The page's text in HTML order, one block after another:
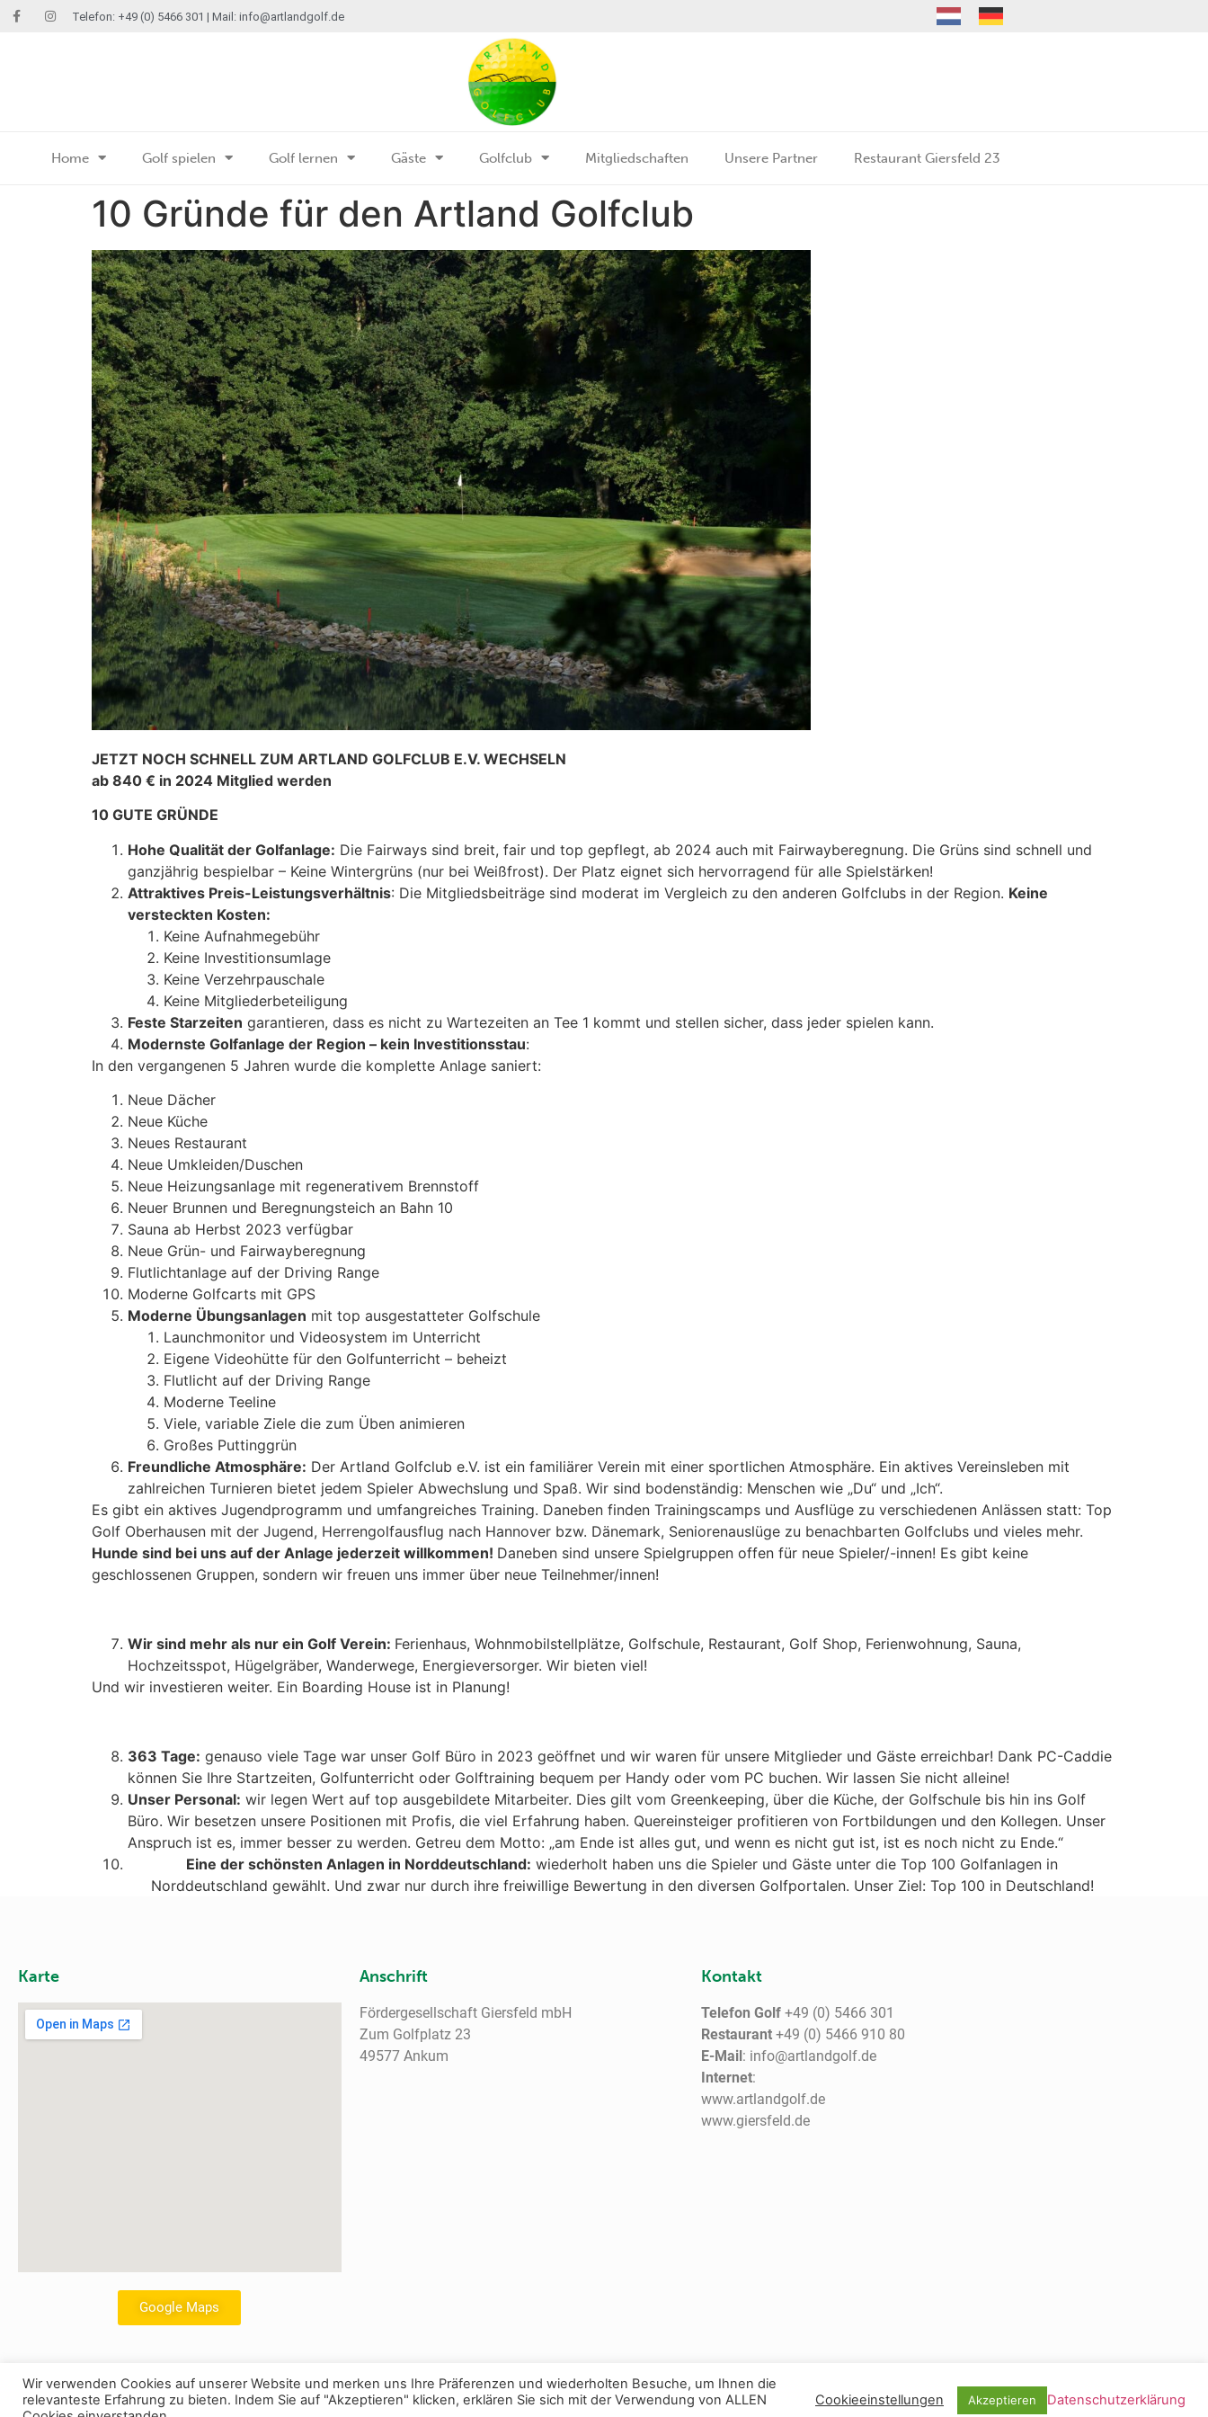
Telefon: +49 (0) 5466 301 | Mail: info@artlandgolf.de
Home Golf spielen Golf lernen Gäste Golfclub Mitgliedschaften Unsere Partner Restaurant Giersfeld 23
10 Gründe für den Artland Golfclub
JETZT NOCH SCHNELL ZUM ARTLAND GOLFCLUB E.V. WECHSELN
ab 840 € in 2024 Mitglied werden
10 GUTE GRÜNDE
Hohe Qualität der Golfanlage: Die Fairways sind breit, fair und top gepflegt, ab 2024 auch mit Fairwayberegnung. Die Grüns sind schnell und
ganzjährig bespielbar – Keine Wintergrüns (nur bei Weißfrost). Der Platz eignet sich hervorragend für alle Spielstärken!
Attraktives Preis-Leistungsverhältnis: Die Mitgliedsbeiträge sind moderat im Vergleich zu den anderen Golfclubs in der Region. Keine
versteckten Kosten:
Keine Aufnahmegebühr
Keine Investitionsumlage
Keine Verzehrpauschale
Keine Mitgliederbeteiligung
Feste Starzeiten garantieren, dass es nicht zu Wartezeiten an Tee 1 kommt und stellen sicher, dass jeder spielen kann.
Modernste Golfanlage der Region – kein Investitionsstau:
In den vergangenen 5 Jahren wurde die komplette Anlage saniert:
Neue Dächer
Neue Küche
Neues Restaurant
Neue Umkleiden/Duschen
Neue Heizungsanlage mit regenerativem Brennstoff
Neuer Brunnen und Beregnungsteich an Bahn 10
Sauna ab Herbst 2023 verfügbar
Neue Grün- und Fairwayberegnung
Flutlichtanlage auf der Driving Range
Moderne Golfcarts mit GPS
Moderne Übungsanlagen mit top ausgestatteter Golfschule
Launchmonitor und Videosystem im Unterricht
Eigene Videohütte für den Golfunterricht – beheizt
Flutlicht auf der Driving Range
Moderne Teeline
Viele, variable Ziele die zum Üben animieren
Großes Puttinggrün
Freundliche Atmosphäre: Der Artland Golfclub e.V. ist ein familiärer Verein mit einer sportlichen Atmosphäre. Ein aktives Vereinsleben mit
zahlreichen Turnieren bietet jedem Spieler Abwechslung und Spaß. Wir sind bodenständig: Menschen wie „Du“ und „Ich“.
Es gibt ein aktives Jugendprogramm und umfangreiches Training. Daneben finden Trainingscamps und Ausflüge zu verschiedenen Anlässen statt: Top
Golf Oberhausen mit der Jugend, Herrengolfausflug nach Hannover bzw. Dänemark, Seniorenauslüge zu benachbarten Golfclubs und vieles mehr.
Hunde sind bei uns auf der Anlage jederzeit willkommen! Daneben sind unsere Spielgruppen offen für neue Spieler/-innen! Es gibt keine
geschlossenen Gruppen, sondern wir freuen uns immer über neue Teilnehmer/innen!
Wir sind mehr als nur ein Golf Verein: Ferienhaus, Wohnmobilstellplätze, Golfschule, Restaurant, Golf Shop, Ferienwohnung, Sauna,
Hochzeitsspot, Hügelgräber, Wanderwege, Energieversorger. Wir bieten viel!
Und wir investieren weiter. Ein Boarding House ist in Planung!
363 Tage: genauso viele Tage war unser Golf Büro in 2023 geöffnet und wir waren für unsere Mitglieder und Gäste erreichbar! Dank PC-Caddie
können Sie Ihre Startzeiten, Golfunterricht oder Golftraining bequem per Handy oder vom PC buchen. Wir lassen Sie nicht alleine!
Unser Personal: wir legen Wert auf top ausgebildete Mitarbeiter. Dies gilt vom Greenkeeping, über die Küche, der Golfschule bis hin ins Golf
Büro. Wir besetzen unsere Positionen mit Profis, die viel Erfahrung haben. Quereinsteiger profitieren von Fortbildungen und den Kollegen. Unser
Anspruch ist es, immer besser zu werden. Getreu dem Motto: „am Ende ist alles gut, und wenn es nicht gut ist, ist es noch nicht zu Ende.“
Eine der schönsten Anlagen in Norddeutschland: wiederholt haben uns die Spieler und Gäste unter die Top 100 Golfanlagen in
Norddeutschland gewählt. Und zwar nur durch ihre freiwillige Bewertung in den diversen Golfportalen. Unser Ziel: Top 100 in Deutschland!
Karte
Google Maps
Anschrift
Fördergesellschaft Giersfeld mbH
Zum Golfplatz 23
49577 Ankum
Kontakt
Telefon Golf+49 (0) 5466 301
Restaurant+49 (0) 5466 910 80
E-Mail: info@artlandgolf.de
Internet:
www.artlandgolf.de
www.giersfeld.de
© Copyright – Artland Golf Kontakt|Impressum|Datenschutz
Wir verwenden Cookies auf unserer Website und merken uns Ihre Präferenzen und wiederholten Besuche, um Ihnen die
relevanteste Erfahrung zu bieten. Indem Sie auf "Akzeptieren" klicken, erklären Sie sich mit der Verwendung von ALLEN
Cookieeinstellungen Akzeptieren Datenschutzerklärung